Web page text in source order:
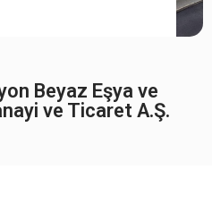
Beyaz Eşya ve
ve Ticaret A.Ş.